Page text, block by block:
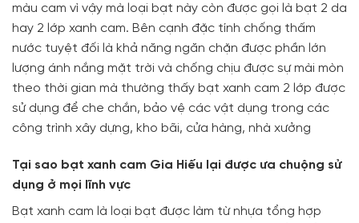
màu cam vì vậy mà loại bạt này còn được gọi là bạt 2 da
hay 2 lớp xanh cam. Bên cạnh đặc tính chống thấm
nước tuyệt đối là khả năng ngăn chặn được phần lớn
lượng ánh nắng mặt trời và chống chịu được sự mài mòn
theo thời gian mà thường thấy bạt xanh cam 2 lớp được
sử dụng để che chắn, bảo vệ các vật dụng trong các
công trình xây dựng, kho bãi, cửa hàng, nhà xưởng
Tại sao bạt xanh cam Gia Hiếu lại được ưa chuộng sử
dụng ở mọi lĩnh vực
Bạt xanh cam là loại bạt được làm từ nhựa tổng hợp